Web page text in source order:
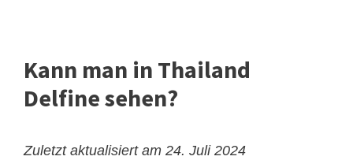
Kann man in Thailand
Delfine sehen?
Zuletzt aktualisiert am 24. Juli 2024